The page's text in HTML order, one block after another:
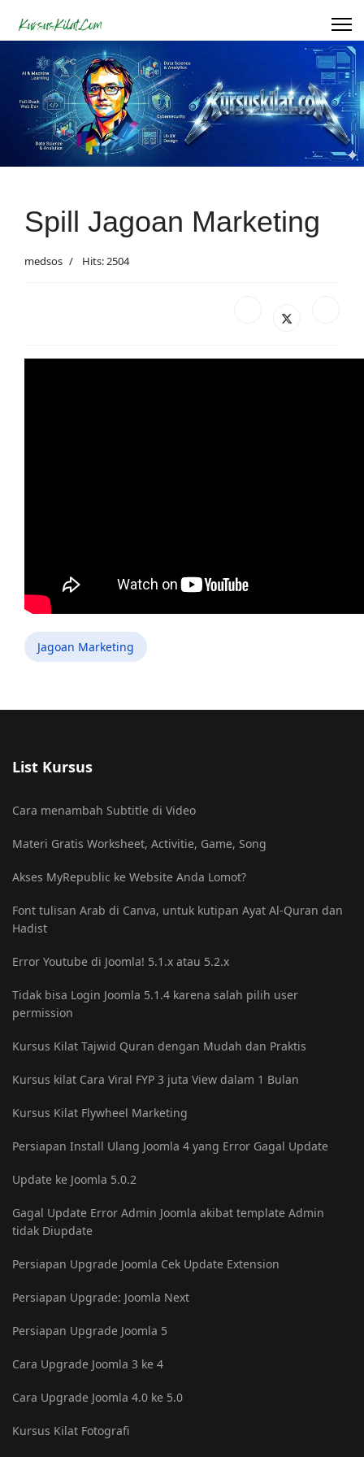
Spill Jagoan Marketing
medsos Hits: 2504
Jagoan Marketing
List Kursus
Cara menambah Subtitle di Video
Materi Gratis Worksheet, Activitie, Game, Song
Akses MyRepublic ke Website Anda Lomot?
Font tulisan Arab di Canva, untuk kutipan Ayat Al-Quran dan
Hadist
Error Youtube di Joomla! 5.1.x atau 5.2.x
Tidak bisa Login Joomla 5.1.4 karena salah pilih user
permission
Kursus Kilat Tajwid Quran dengan Mudah dan Praktis
Kursus kilat Cara Viral FYP 3 juta View dalam 1 Bulan
Kursus Kilat Flywheel Marketing
Persiapan Install Ulang Joomla 4 yang Error Gagal Update
Update ke Joomla 5.0.2
Gagal Update Error Admin Joomla akibat template Admin
tidak Diupdate
Persiapan Upgrade Joomla Cek Update Extension
Persiapan Upgrade: Joomla Next
Persiapan Upgrade Joomla 5
Cara Upgrade Joomla 3 ke 4
Cara Upgrade Joomla 4.0 ke 5.0
Kursus Kilat Fotografi